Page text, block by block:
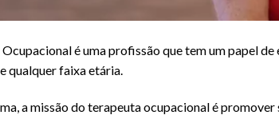
é uma profissão que tem um papel
qualquer faixa etária.
a missão do terapeuta ocupacional é